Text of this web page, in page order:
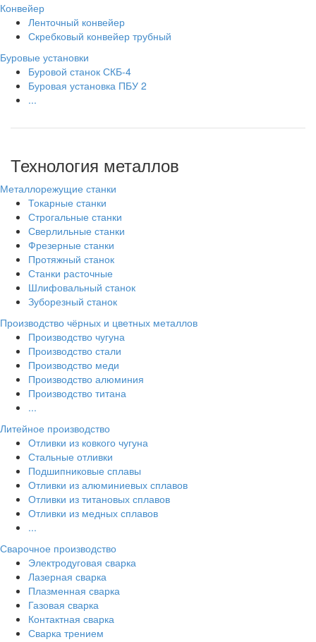
Конвейер
Ленточный конвейер
Скребковый конвейер трубный
Буровые установки
Буровой станок СКБ-4
Буровая установка ПБУ 2
...
Технология металлов
Металлорежущие станки
Токарные станки
Строгальные станки
Сверлильные станки
Фрезерные станки
Протяжный станок
Станки расточные
Шлифовальный станок
Зуборезный станок
Производство чёрных и цветных металлов
Производство чугуна
Производство стали
Производство меди
Производство алюминия
Производство титана
...
Литейное производство
Отливки из ковкого чугуна
Стальные отливки
Подшипниковые сплавы
Отливки из алюминиевых сплавов
Отливки из титановых сплавов
Отливки из медных сплавов
...
Сварочное производство
Электродуговая сварка
Лазерная сварка
Плазменная сварка
Газовая сварка
Контактная сварка
Сварка трением